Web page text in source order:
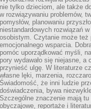
nie tylko dzieciom, ale także
w rozwiązywaniu problemów,
pomysłów, planowaniu
niestandardowych rozwiązań
osobistym. Czytanie może też
emocjonalnego wsparcia.
pomóc uporządkować myśli,
pory wydawało się niejasne, a
przynieść ulgę. W literaturze
własne lęki, marzenia,
Świadomość, że inni ludzie
doświadczenia, bywa
Szczególne znaczenie mają tu
obyczajowe, reportaże i